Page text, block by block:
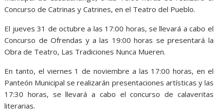
Concurso de Catrinas y Catrines, en el Teatro del Pueblo.
El jueves 31 de octubre a las 17:00 horas, se llevará a cabo el
Concurso de Ofrendas y a las 19:00 horas se presentará la
Obra de Teatro, Las Tradiciones Nunca Mueren.
En tanto, el viernes 1 de noviembre a las 17:00 horas, en el
Panteón Municipal se realizarán presentaciones artísticas y las
17:30 horas, se llevará a cabo el concurso de calaveritas
literarias.